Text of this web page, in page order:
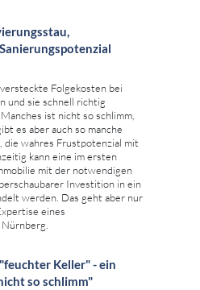
Folgekosten bei
und sie schnell richtig
ist nicht so schlimm,
es aber auch so manche
die wahres Frustpotenzial mit
kann eine im ersten
mit der notwendigen
Investition in ein
werden. Das geht aber nur
eines
Keller" - ein
so schlimm"